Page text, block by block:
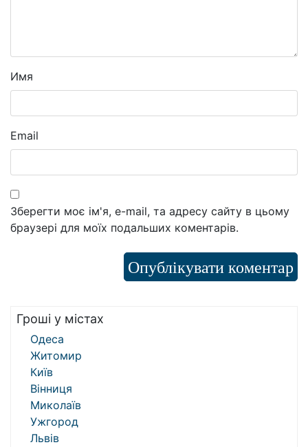
Имя
Email
Зберегти моє ім'я, e-mail, та адресу сайту в цьому
браузері для моїх подальших коментарів.
Гроші у містах
Одеса
Житомир
Київ
Вінниця
Миколаїв
Ужгород
Львів